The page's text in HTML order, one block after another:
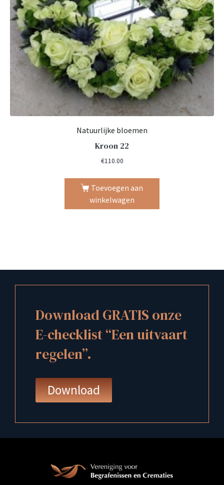
Natuurlijke bloemen
Kroon 22
€110.00
Toevoegen aan
winkelwagen
Download GRATIS onze
E-checklist “Een uitvaart
regelen”.
Download